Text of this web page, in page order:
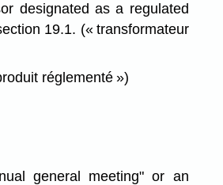
designated as a regulated
19.1. (« transformateur
réglementé »)
general meeting" or an